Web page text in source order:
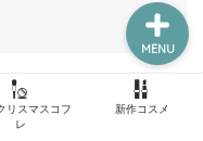
リスマスコフ
レ
新作コスメ
MENU